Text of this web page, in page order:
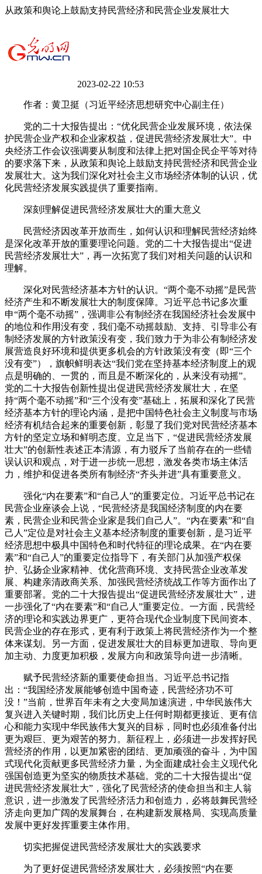
从政策和舆论上鼓励支持民营经济和民营企业发展壮大
2023-02-22 10:53
作者：黄卫挺（习近平经济思想研究中心副主任）
党的二十大报告提出：“优化民营企业发展环境，依法保
护民营企业产权和企业家权益，促进民营经济发展壮大”。中
央经济工作会议强调要从制度和法律上把对国企民企平等对待
的要求落下来，从政策和舆论上鼓励支持民营经济和民营企业
发展壮大。这为我们深化对社会主义市场经济体制的认识，优
化民营经济发展实践提供了重要指南。
深刻理解促进民营经济发展壮大的重大意义
民营经济因改革开放而生，如何认识和理解民营经济始终
是深化改革开放的重要理论问题。党的二十大报告提出“促进
民营经济发展壮大”，再一次拓宽了我们对相关问题的认识和
理解。
深化对民营经济基本方针的认识。“两个毫不动摇”是民营
经济产生和不断发展壮大的制度保障。习近平总书记多次重
申“两个毫不动摇”，强调非公有制经济在我国经济社会发展中
的地位和作用没有变，我们毫不动摇鼓励、支持、引导非公有
制经济发展的方针政策没有变，我们致力于为非公有制经济发
展营造良好环境和提供更多机会的方针政策没有变（即“三个
没有变”），旗帜鲜明表达“我们党在坚持基本经济制度上的观
点是明确的、一贯的，而且是不断深化的，从来没有动摇”。
党的二十大报告创新性提出促进民营经济发展壮大，在坚
持“两个毫不动摇”和“三个没有变”基础上，拓展和深化了民营
经济基本方针的理论内涵，是把中国特色社会主义制度与市场
经济有机结合起来的重要创新，彰显了我们党对民营经济基本
方针的坚定立场和鲜明态度。立足当下，“促进民营经济发展
壮大”的创新性表述正本清源，有力驳斥了当前存在的一些错
误认识和观点，对于进一步统一思想，激发各类市场主体活
力，维护和促进各类所有制经济“齐头并进”具有重要意义。
强化“内在要素”和“自己人”的重要定位。习近平总书记在
民营企业座谈会上说，“民营经济是我国经济制度的内在要
素，民营企业和民营企业家是我们自己人”。“内在要素”和“自
己人”定位是对社会主义基本经济制度的重要创新，是习近平
经济思想中极具中国特色和时代特征的理论成果。在“内在要
素”和“自己人”的重要定位指导下，有关部门从加强产权保
护、弘扬企业家精神、优化营商环境、支持民营企业改革发
展、构建亲清政商关系、加强民营经济统战工作等方面作出了
重要部署。党的二十大报告提出“促进民营经济发展壮大”，进
一步强化了“内在要素”和“自己人”重要定位。一方面，民营经
济的理论和实践边界更广，更符合现代企业制度下民间资本、
民营企业的存在形式，更有利于政策上将民营经济作为一个整
体来谋划。另一方面，促进发展壮大的目标更加进取、导向更
加主动、力度更加积极，发展方向和政策导向进一步清晰。
赋予民营经济新的重要使命担当。习近平总书记指
出：“我国经济发展能够创造中国奇迹，民营经济功不可
没！”当前，世界百年未有之大变局加速演进，中华民族伟大
复兴进入关键时期，我们比历史上任何时期都更接近、更有信
心和能力实现中华民族伟大复兴的目标，同时也必须准备付出
更为艰巨、更为艰苦的努力。新征程上，必须进一步发挥好民
营经济的作用，以更加紧密的团结、更加顽强的奋斗，为中国
式现代化贡献更多民营经济力量，为全面建成社会主义现代化
强国创造更为坚实的物质技术基础。党的二十大报告提出“促
进民营经济发展壮大”，强化了民营经济的使命担当和主人翁
意识，进一步激发了民营经济活力和创造力，必将鼓舞民营经
济走向更加广阔的发展舞台，在构建新发展格局、实现高质量
发展中更好发挥重要主体作用。
切实把握促进民营经济发展壮大的实践要求
为了更好促进民营经济发展壮大，必须按照“内在要